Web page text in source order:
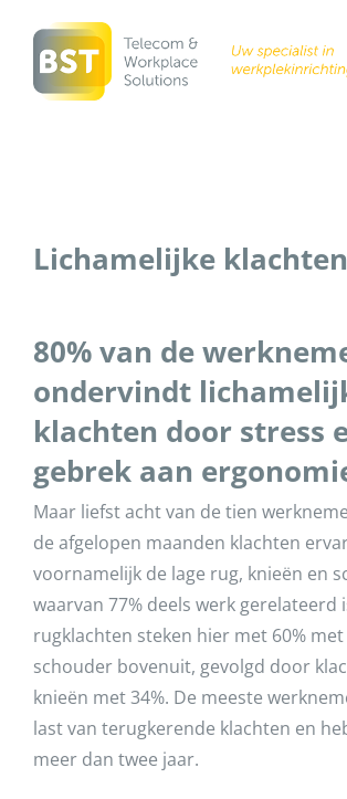
naar
inhoud
Lichamelijke klachten
80% van de
ondervindt
klachten door stress
gebrek aan
Maar liefst acht van de tien
de afgelopen maanden klachten
voornamelijk de lage rug, knieën en
waarvan 77% deels werk gerelateerd
rugklachten steken hier met 60%
schouder bovenuit, gevolgd door
knieën met 34%. De meeste
last van terugkerende klachten en
meer dan twee jaar.